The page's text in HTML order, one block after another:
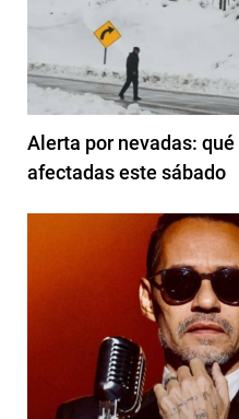
Alerta por nevadas:
afectadas este sábado